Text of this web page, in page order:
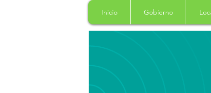
Inicio Gobierno